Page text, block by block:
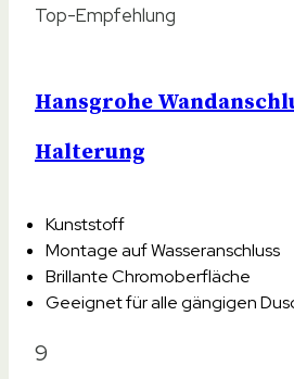
Gewicht
Gewicht
82gr
100gr
200gr
Top-Empfehlung
Hansgrohe
Halterung
Kunststoff
Montage auf Wasseranschluss
Brillante Chromoberfläche
Geeignet für alle gängigen
9